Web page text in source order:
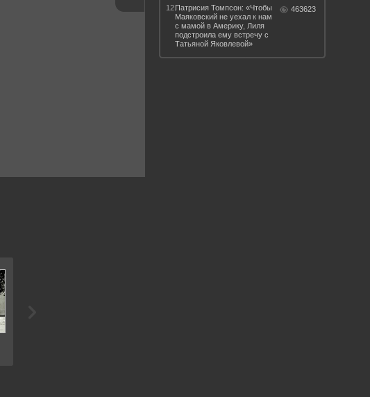
12.Патрисия Томпсон: «Чтобы
Маяковский не уехал к нам
с мамой в Америку, Лиля
подстроила ему встречу с
Татьяной Яковлевой»
463623